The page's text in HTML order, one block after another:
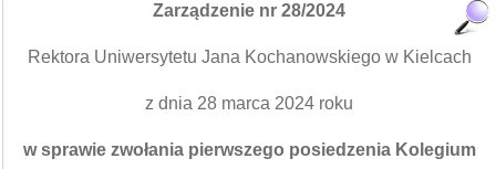
Zarządzenie nr 28/2024
Rektora Uniwersytetu Jana Kochanowskiego w Kielcach
z dnia 28 marca 2024 roku
w sprawie zwołania pierwszego posiedzenia Kolegium